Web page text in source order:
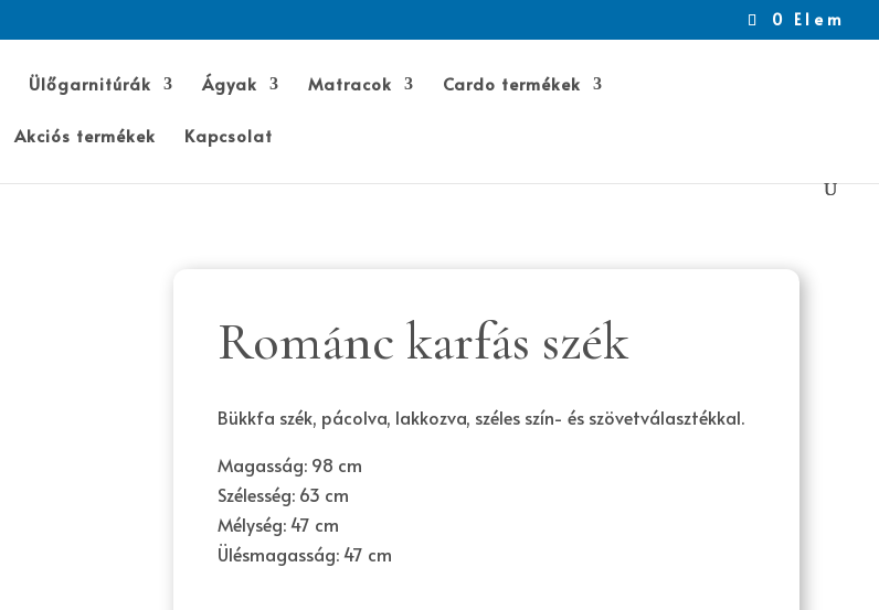
0 Elem
Ülőgarnitúrák Ágyak Matracok Cardo termékek
Akciós termékek Kapcsolat
Románc karfás szék
Bükkfa szék, pácolva, lakkozva, széles szín- és szövetválasztékkal.
Magasság: 98 cm
Szélesség: 63 cm
Mélység: 47 cm
Ülésmagasság: 47 cm